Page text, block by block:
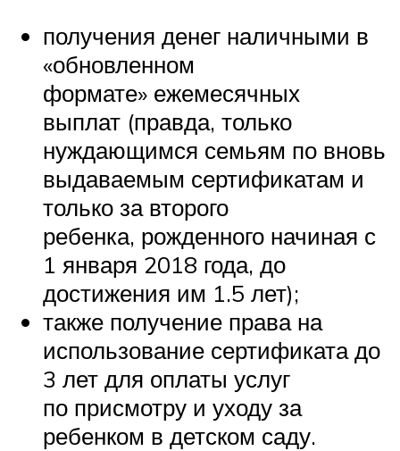
получения денег наличными в
«обновленном
формате» ежемесячных
выплат (правда, только
нуждающимся семьям по вновь
выдаваемым сертификатам и
только за второго
ребенка, рожденного начиная с
1 января 2018 года, до
достижения им 1.5 лет);
также получение права на
использование сертификата до
3 лет для оплаты услуг
по присмотру и уходу за
ребенком в детском саду.